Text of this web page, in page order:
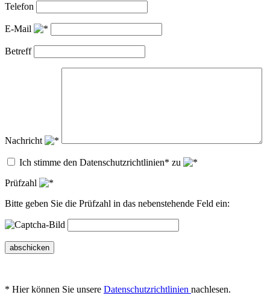
Telefon
E-Mail
Betreff
Nachricht
Ich stimme den Datenschutzrichtlinien* zu
Prüfzahl
Bitte geben Sie die Prüfzahl in das nebenstehende Feld ein:
abschicken
* Hier können Sie unsere Datenschutzrichtlinien nachlesen.